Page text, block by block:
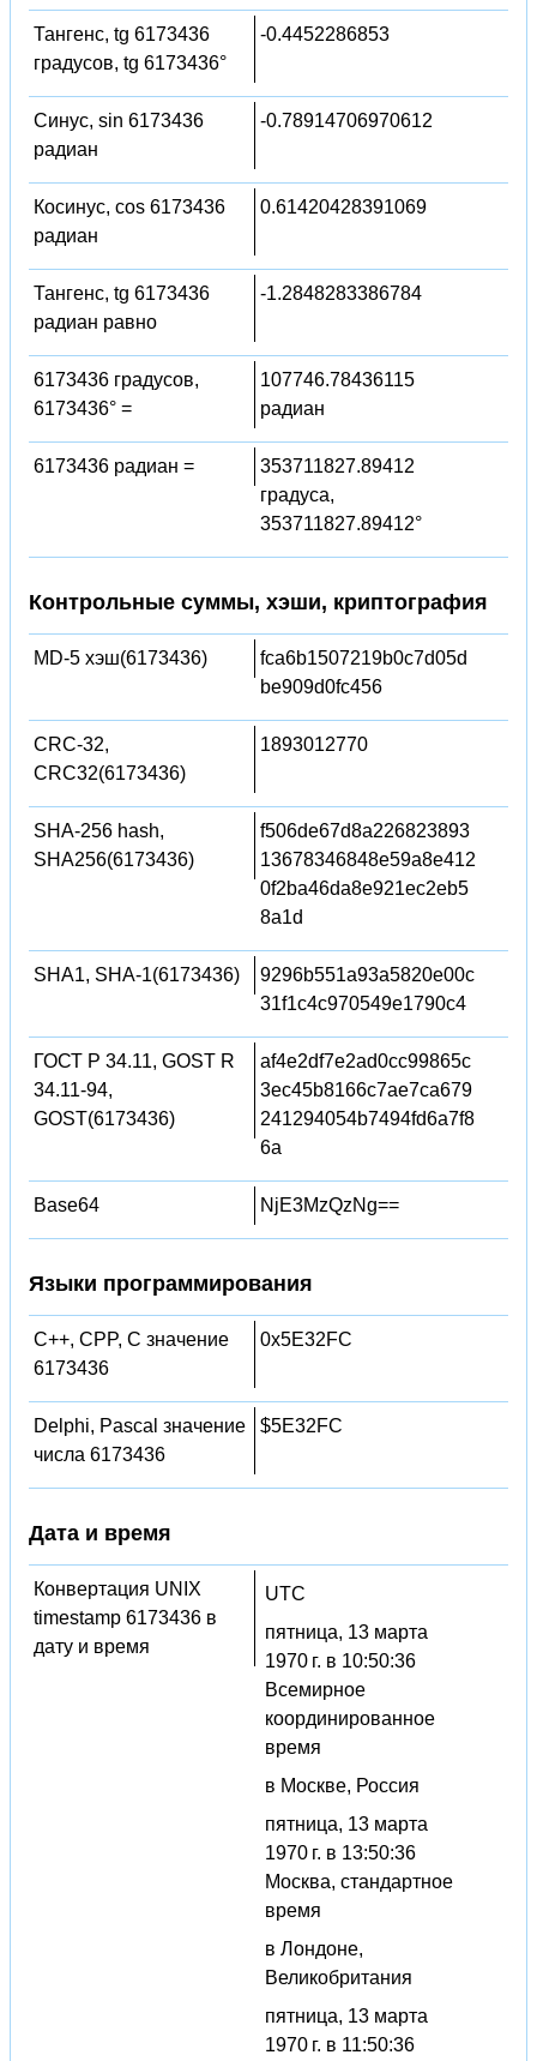
Тангенс, tg 6173436
градусов, tg 6173436°
-0.4452286853
Синус, sin 6173436
радиан
-0.78914706970612
Косинус, cos 6173436
радиан
0.61420428391069
Тангенс, tg 6173436
радиан равно
-1.2848283386784
6173436 градусов,
6173436° =
107746.78436115
радиан
6173436 радиан =
353711827.89412
градуса,
353711827.89412°
Контрольные суммы, хэши, криптография
MD-5 хэш(6173436)
fca6b1507219b0c7d05d
be909d0fc456
CRC-32,
CRC32(6173436)
1893012770
SHA-256 hash,
SHA256(6173436)
f506de67d8a226823893
13678346848e59a8e412
0f2ba46da8e921ec2eb5
8a1d
SHA1, SHA-1(6173436)
9296b551a93a5820e00c
31f1c4c970549e1790c4
ГОСТ Р 34.11, GOST R
34.11-94,
GOST(6173436)
af4e2df7e2ad0cc99865c
3ec45b8166c7ae7ca679
241294054b7494fd6a7f8
6a
Base64 NjE3MzQzNg==
Языки программирования
C++, CPP, C значение
6173436
0x5E32FC
Delphi, Pascal значение
числа 6173436
$5E32FC
Дата и время
Конвертация UNIX
timestamp 6173436 в
дату и время
UTC
пятница, 13 марта
1970 г. в 10:50:36
Всемирное
координированное
время
в Москве, Россия
пятница, 13 марта
1970 г. в 13:50:36
Москва, стандартное
время
в Лондоне,
Великобритания
пятница, 13 марта
1970 г. в 11:50:36